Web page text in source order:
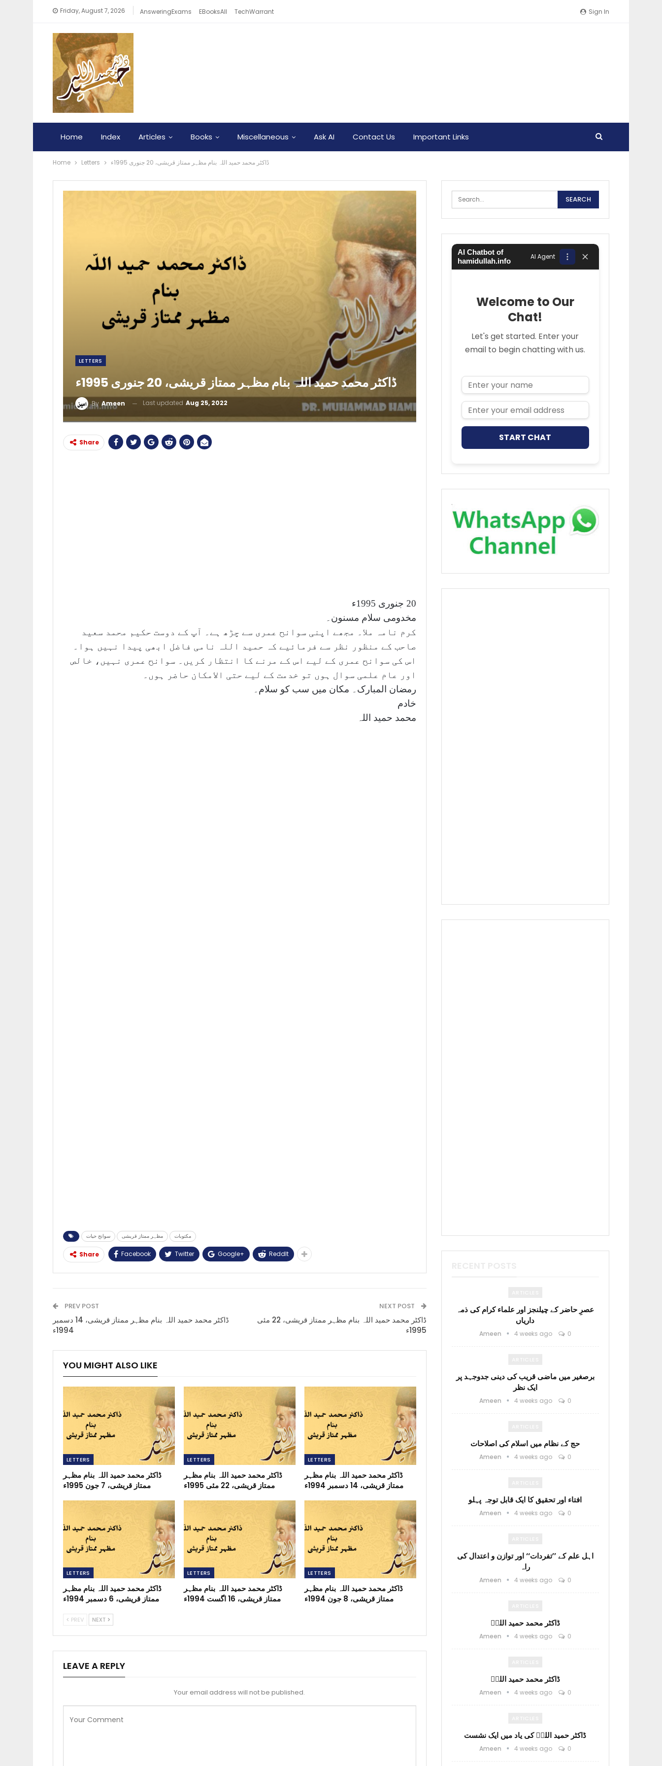
Sign In
Friday, August 7, 2026 AnsweringExams EBooksAll TechWarrant
Home Index Articles Books Miscellaneous Ask AI Contact Us Important Links
Home Letters ڈاکٹر محمد حمید اللہ بنام مظہر ممتاز قریشی، 20 جنوری 1995ء
LETTERS
ڈاکٹر محمد حمید اللہ بنام مظہر ممتاز قریشی، 20 جنوری 1995ء
By Ameen Last updated Aug 25, 2022
Share
20 جنوری 1995ء
مخدومی سلام مسنون۔
کرم نامہ ملا۔ مجھے اپنی سوانح عمری سے چڑھ ہے۔ آپ کے دوست حکیم محمد سعید
صاحب کے منظور نظر سے فرمائیے کہ حمید اللہ نامی فاضل ابھی پیدا نہیں ہوا۔
اس کی سوانح عمری کے لیے اس کے مرنے کا انتظار کریں۔ سوانح عمری نہیں، خالص
اور عام علمی سوال ہوں تو خدمت کے لیے حتی الامکان حاضر ہوں۔
رمضان المبارک۔ مکان میں سب کو سلام۔
خادم
محمد حمید اللہ
سوانح حیات مظہر ممتاز قریشی مکتوبات
Share Facebook Twitter Google+ ReddIt
PREV POST
ڈاکٹر محمد حمید اللہ بنام مظہر ممتاز قریشی، 14 دسمبر
1994ء
NEXT POST
ڈاکٹر محمد حمید اللہ بنام مظہر ممتاز قریشی، 22 مئی
1995ء
YOU MIGHT ALSO LIKE
LETTERS
ڈاکٹر محمد حمید اللہ بنام مظہر
ممتاز قریشی، 7 جون 1995ء
LETTERS
ڈاکٹر محمد حمید اللہ بنام مظہر
ممتاز قریشی، 22 مئی 1995ء
LETTERS
ڈاکٹر محمد حمید اللہ بنام مظہر
ممتاز قریشی، 14 دسمبر 1994ء
LETTERS
ڈاکٹر محمد حمید اللہ بنام مظہر
ممتاز قریشی، 6 دسمبر 1994ء
LETTERS
ڈاکٹر محمد حمید اللہ بنام مظہر
ممتاز قریشی، 16 اگست 1994ء
LETTERS
ڈاکٹر محمد حمید اللہ بنام مظہر
ممتاز قریشی، 8 جون 1994ء
PREV NEXT
LEAVE A REPLY
Your email address will not be published.
AI Chatbot of
hamidullah.info
AI Agent
Welcome to Our
Chat!
Let's get started. Enter your
email to begin chatting with us.
Name
Email Address
START CHAT
عصرِ حاضر کے چیلنجز اور علماء کرام کی ذمہ
داریاں
Ameen 4 weeks ago 0
برصغیر میں ماضی قریب کی دینی جدوجہد پر
ایک نظر
Ameen 4 weeks ago 0
حج کے نظام میں اسلام کی اصلاحات
Ameen 4 weeks ago 0
افتاء اور تحقیق کا ایک قابل توجہ پہلو
Ameen 4 weeks ago 0
اہل علم کے ’’تفردات‘‘ اور توازن و اعتدال کی
راہ
Ameen 4 weeks ago 0
ڈاکٹر محمد حمید اللہؒ
Ameen 4 weeks ago 0
ڈاکٹر محمد حمید اللہؒ
Ameen 4 weeks ago 0
ڈاکٹر حمید اللہؒ کی یاد میں ایک نشست
Ameen 4 weeks ago 0